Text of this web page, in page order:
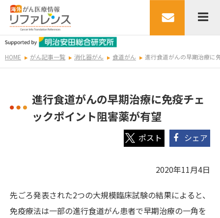
HOME がん記事一覧 消化器がん 食道がん 進行食道がんの早期治療に
進行食道がんの早期治療に免疫チェ
ックポイント阻害薬が有望
シェア
2020年11月4日
先ごろ発表された2つの大規模臨床試験の結果によると、
免疫療法は一部の進行食道がん患者で早期治療の一角を